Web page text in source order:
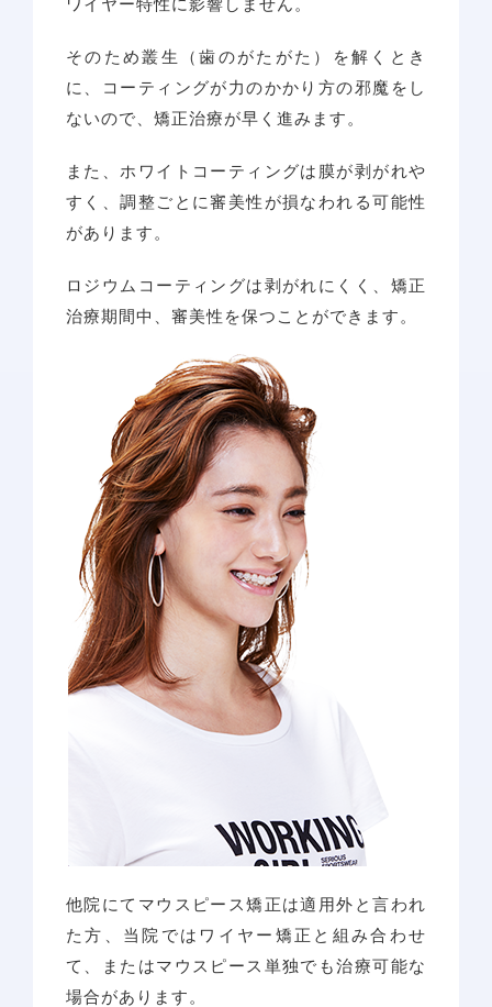
そのため叢生（歯のがたがた）を解くとき
に、コーティングが力のかかり方の邪魔をし
ないので、矯正治療が早く進みます。
また、ホワイトコーティングは膜が剥がれや
すく、調整ごとに審美性が損なわれる可能性
があります。
ロジウムコーティングは剥がれにくく、矯正
治療期間中、審美性を保つことができます。
他院にてマウスピース矯正は適用外と言われ
た方、当院ではワイヤー矯正と組み合わせ
て、またはマウスピース単独でも治療可能な
場合があります。